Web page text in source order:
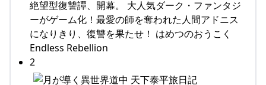
絶望型復讐譚、開幕。 大人気ダーク・ファンタジ
ーがゲーム化！最愛の師を奪われた人間アドニス
になりきり、復讐を果たせ！ はめつのおうこく
Endless Rebellion
2